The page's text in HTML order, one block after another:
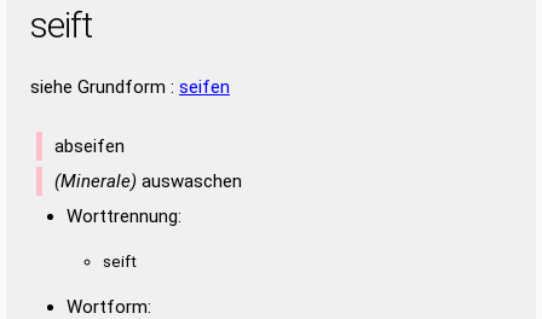
seift
siehe Grundform : seifen
abseifen
(Minerale) auswaschen
Worttrennung:
seift
Wortform: